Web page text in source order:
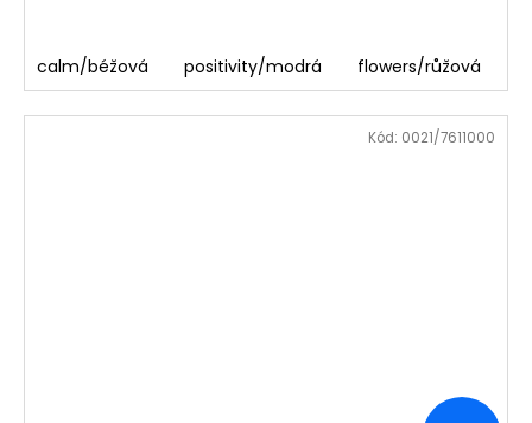
calm/béžová positivity/modrá flowers/růžová
Kód: 0021/7611000